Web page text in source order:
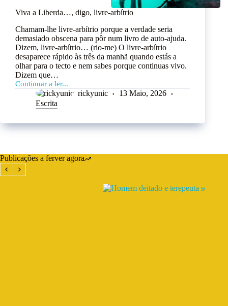
Viva a Liberda…, digo, livre-arbítrio
Chamam-lhe livre-arbítrio porque a verdade seria
demasiado obscena para pôr num livro de auto-ajuda.
Dizem, livre-arbítrio… (rio-me) O livre-arbítrio
desaparece rápido às três da manhã quando estás a
olhar para o tecto e nem sabes porque continuas vivo.
Dizem que…
Continuar a ler...
rickyunic
13 Maio, 2026
Escrita
Publicações a ferver agora